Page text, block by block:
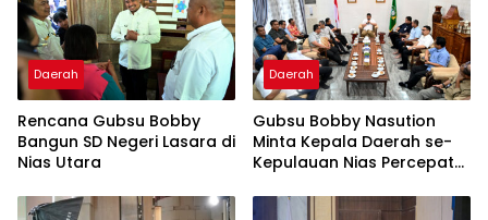
Daerah
Rencana Gubsu Bobby
Bangun SD Negeri Lasara di
Nias Utara
Daerah
Gubsu Bobby Nasution
Minta Kepala Daerah se-
Kepulauan Nias Percepat